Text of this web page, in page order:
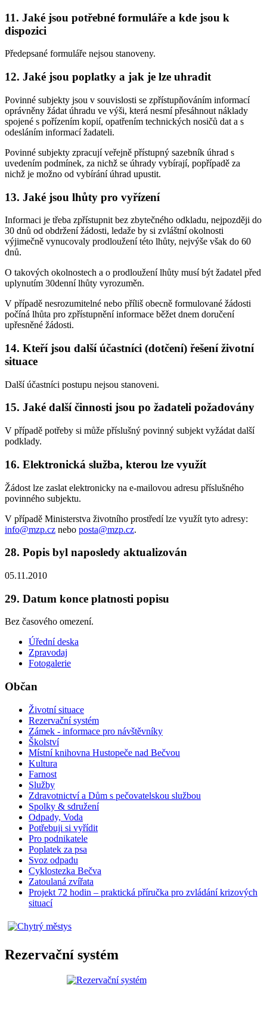
11. Jaké jsou potřebné formuláře a kde jsou k
dispozici
Předepsané formuláře nejsou stanoveny.
12. Jaké jsou poplatky a jak je lze uhradit
Povinné subjekty jsou v souvislosti se zpřístupňováním informací
oprávněny žádat úhradu ve výši, která nesmí přesáhnout náklady
spojené s pořízením kopií, opatřením technických nosičů dat a s
odesláním informací žadateli.
Povinné subjekty zpracují veřejně přístupný sazebník úhrad s
uvedením podmínek, za nichž se úhrady vybírají, popřípadě za
nichž je možno od vybírání úhrad upustit.
13. Jaké jsou lhůty pro vyřízení
Informaci je třeba zpřístupnit bez zbytečného odkladu, nejpozději do
30 dnů od obdržení žádosti, ledaže by si zvláštní okolnosti
výjimečně vynucovaly prodloužení této lhůty, nejvýše však do 60
dnů.
O takových okolnostech a o prodloužení lhůty musí být žadatel před
uplynutím 30denní lhůty vyrozuměn.
V případě nesrozumitelné nebo příliš obecně formulované žádosti
počíná lhůta pro zpřístupnění informace běžet dnem doručení
upřesněné žádosti.
14. Kteří jsou další účastníci (dotčení) řešení životní
situace
Další účastníci postupu nejsou stanoveni.
15. Jaké další činnosti jsou po žadateli požadovány
V případě potřeby si může příslušný povinný subjekt vyžádat další
podklady.
16. Elektronická služba, kterou lze využít
Žádost lze zaslat elektronicky na e-mailovou adresu příslušného
povinného subjektu.
V případě Ministerstva životního prostředí lze využít tyto adresy:
info@mzp.cz nebo posta@mzp.cz.
28. Popis byl naposledy aktualizován
05.11.2010
29. Datum konce platnosti popisu
Bez časového omezení.
Úřední deska
Zpravodaj
Fotogalerie
Občan
Životní situace
Rezervační systém
Zámek - informace pro návštěvníky
Školství
Místní knihovna Hustopeče nad Bečvou
Kultura
Farnost
Služby
Zdravotnictví a Dům s pečovatelskou službou
Spolky & sdružení
Odpady, Voda
Potřebuji si vyřídit
Pro podnikatele
Poplatek za psa
Svoz odpadu
Cyklostezka Bečva
Zatoulaná zvířata
Projekt 72 hodin – praktická příručka pro zvládání krizových
situací
Rezervační systém